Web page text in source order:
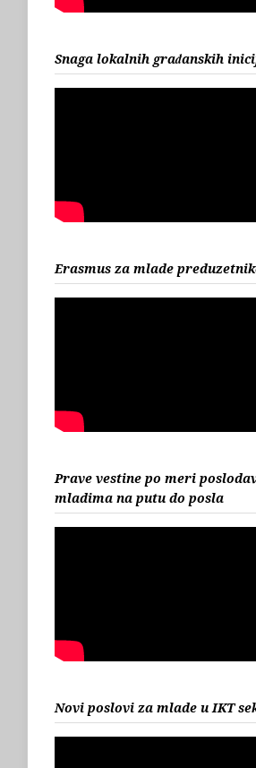
Snaga lokalnih građanskih
Erasmus za mlade
Prave vestine po meri
mladima na putu do posla
Novi poslovi za mlade u IKT